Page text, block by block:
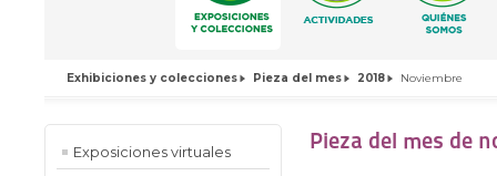
Exhibiciones y colecciones Pieza del mes 2018 Noviembre
Exposiciones virtuales
Pieza del mes de